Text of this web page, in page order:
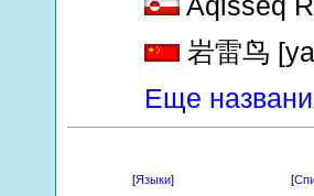
岩雷鸟
Еще
[Языки] [